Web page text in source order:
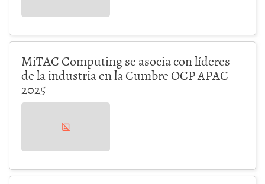
MiTAC Computing se asocia con líderes
de la industria en la Cumbre OCP APAC
2025